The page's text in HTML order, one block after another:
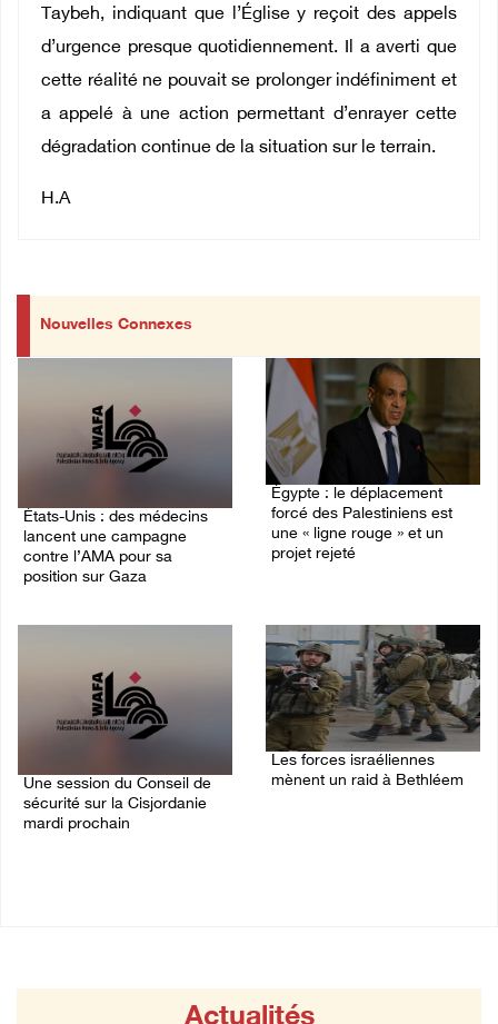
Taybeh, indiquant que l’Église y reçoit des appels
d’urgence presque quotidiennement. Il a averti que
cette réalité ne pouvait se prolonger indéfiniment et
a appelé à une action permettant d’enrayer cette
dégradation continue de la situation sur le terrain.
H.A
Nouvelles Connexes
États-Unis : des médecins
lancent une campagne
contre l’AMA pour sa
position sur Gaza
Égypte : le déplacement
forcé des Palestiniens est
une « ligne rouge » et un
projet rejeté
Une session du Conseil de
sécurité sur la Cisjordanie
mardi prochain
Les forces israéliennes
mènent un raid à Bethléem